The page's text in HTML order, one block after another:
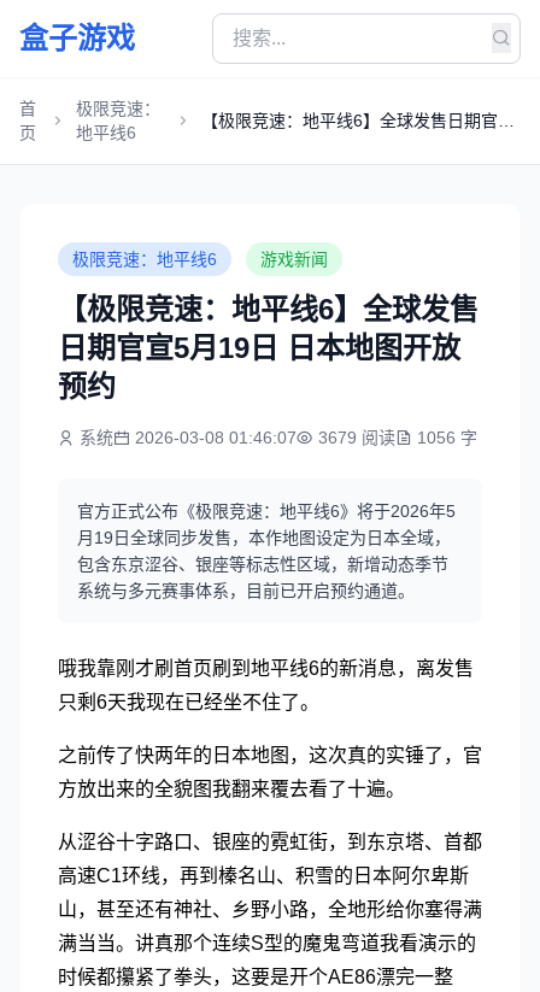
盒子游戏
首
页
极限竞速：
地平线6
【极限竞速：地平线6】全球发售日期官宣
极限竞速：地平线6 游戏新闻
【极限竞速：地平线6】全球发售
日期官宣5月19日 日本地图开放
预约
系统 2026-03-08 01:46:07 3679 阅读 1056 字
官方正式公布《极限竞速：地平线6》将于2026年5
月19日全球同步发售，本作地图设定为日本全域，
包含东京涩谷、银座等标志性区域，新增动态季节
系统与多元赛事体系，目前已开启预约通道。
哦我靠刚才刷首页刷到地平线6的新消息，离发售
只剩6天我现在已经坐不住了。
之前传了快两年的日本地图，这次真的实锤了，官
方放出来的全貌图我翻来覆去看了十遍。
从涩谷十字路口、银座的霓虹街，到东京塔、首都
高速C1环线，再到榛名山、积雪的日本阿尔卑斯
山，甚至还有神社、乡野小路，全地形给你塞得满
满当当。讲真那个连续S型的魔鬼弯道我看演示的
时候都攥紧了拳头，这要是开个AE86漂完一整